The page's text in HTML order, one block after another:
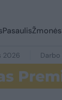
PasaulisŽmonės
2026 Darbo